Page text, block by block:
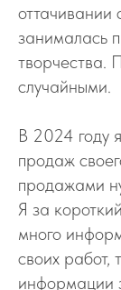
оттачивании
занималась
творчества.
случайными.
В 2024 году
продаж
продажами
Я за
много
своих работ,
информации